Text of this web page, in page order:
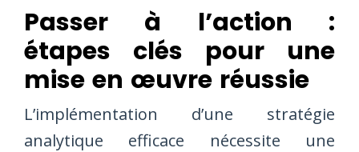
Passer à l’action :
étapes clés pour une
mise en œuvre réussie
L’implémentation d’une stratégie
analytique efficace nécessite une